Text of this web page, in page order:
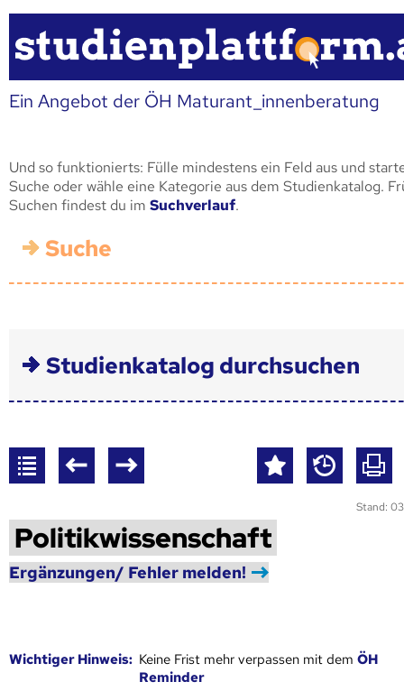
Ein Angebot der ÖH Maturant_innenberatung
Und so funktionierts: Fülle mindestens ein Feld aus und
Suche oder wähle eine Kategorie aus dem Studienkatalog.
Suchen findest du im Suchverlauf.
Suche
Studienkatalog durchsuchen
Stand:
Politikwissenschaft
Ergänzungen/ Fehler melden!
Wich­ti­ger Hin­weis: Keine Frist mehr verpassen mit demÖH
Reminder